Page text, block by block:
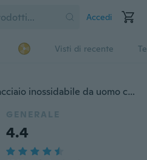
Accedi
Visti di recente
Nuovo unico punk 316L in acciaio inossidabile da uomo con ciondolo testa di lupo collana animale collana di moda rock party gioielli hip hop regalo
GENERALE
4.4